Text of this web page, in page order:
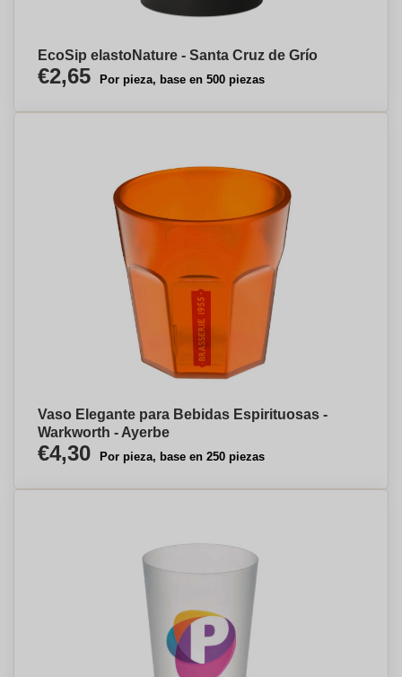
EcoSip elastoNature - Santa Cruz de Grío
€2,65 Por pieza, base en 500 piezas
Vaso Elegante para Bebidas Espirituosas -
Warkworth - Ayerbe
€4,30 Por pieza, base en 250 piezas